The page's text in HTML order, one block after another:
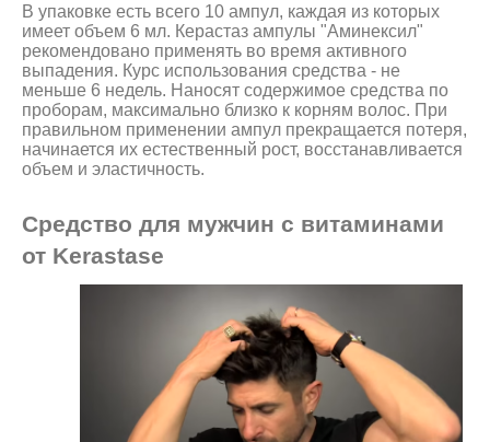
В упаковке есть всего 10 ампул, каждая из которых
имеет объем 6 мл. Керастаз ампулы "Аминексил"
рекомендовано применять во время активного
выпадения. Курс использования средства - не
меньше 6 недель. Наносят содержимое средства по
проборам, максимально близко к корням волос. При
правильном применении ампул прекращается потеря,
начинается их естественный рост, восстанавливается
объем и эластичность.
Средство для мужчин с витаминами
от Kerastase